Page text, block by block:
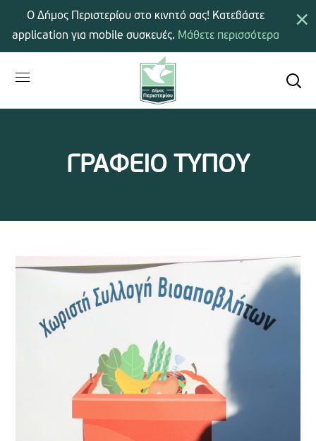
ΓΡΑΦΕΙΟ ΤΥΠΟΥ
×
Ο Δήμος Περιστερίου στο κινητό σας! Κατεβάστε
application για mobile συσκευές. Μάθετε περισσότερα